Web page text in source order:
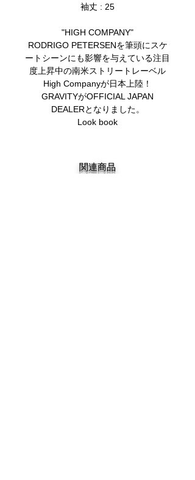
袖丈 : 25
"HIGH COMPANY"
RODRIGO PETERSENを筆頭にスケ
ートシーンにも影響を与えている注目
度上昇中の南米ストリートレーベル
High Companyが日本上陸！
GRAVITYがOFFICIAL JAPAN
DEALERとなりました。
Look book
関連商品